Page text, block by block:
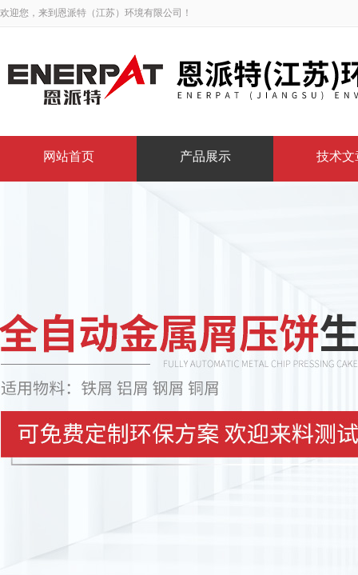
欢迎您，来到恩派特（江苏）环境有限公司！
网站首页 产品展示 技术文